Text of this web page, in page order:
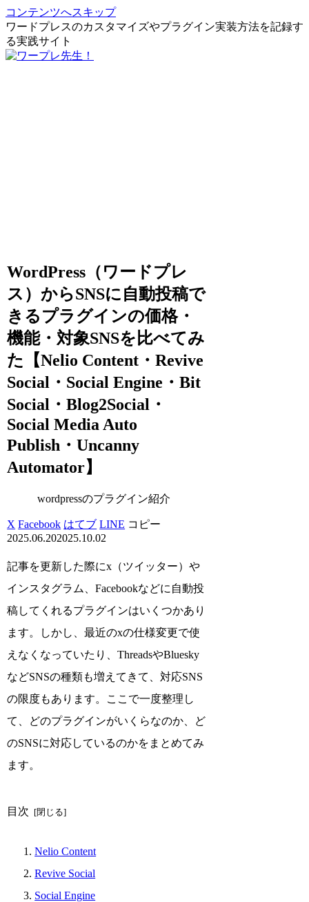
コンテンツへスキップ
ワードプレスのカスタマイズやプラグイン実装方法を記録す
る実践サイト
WordPress（ワードプレ
ス）からSNSに自動投稿で
きるプラグインの価格・
機能・対象SNSを比べてみ
た【Nelio Content・Revive
Social・Social Engine・Bit
Social・Blog2Social・
Social Media Auto
Publish・Uncanny
Automator】
wordpressのプラグイン紹介
X Facebook はてブ LINE コピー
2025.06.202025.10.02
記事を更新した際にx（ツイッター）や
インスタグラム、Facebookなどに自動投
稿してくれるプラグインはいくつかあり
ます。しかし、最近のxの仕様変更で使
えなくなっていたり、ThreadsやBluesky
などSNSの種類も増えてきて、対応SNS
の限度もあります。ここで一度整理し
て、どのプラグインがいくらなのか、ど
のSNSに対応しているのかをまとめてみ
ます。
目次
Nelio Content
Revive Social
Social Engine